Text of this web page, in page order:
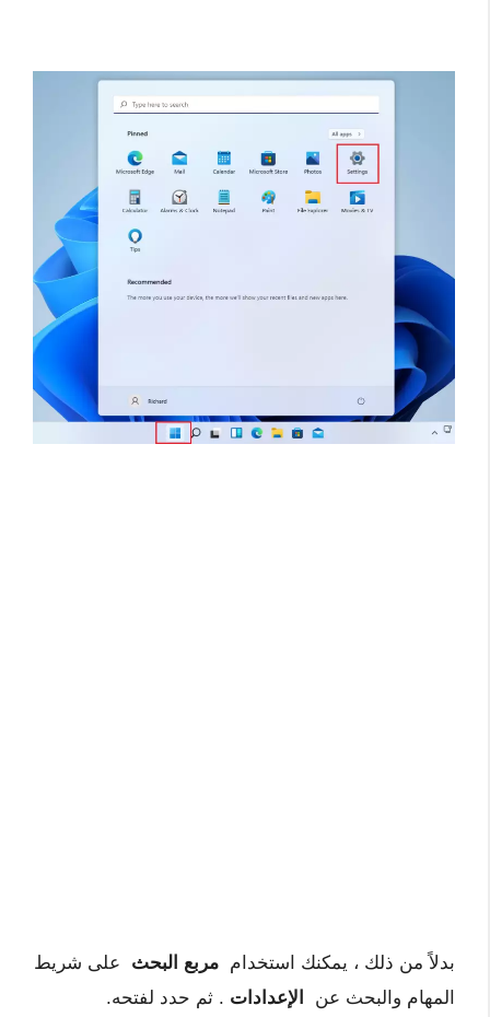
بدلاً من ذلك ، يمكنك استخدام مربع البحث على شريط
المهام والبحث عن
الإعدادات . ثم حدد لفتحه.